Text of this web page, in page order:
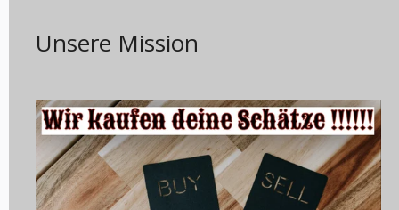
Unsere Mission